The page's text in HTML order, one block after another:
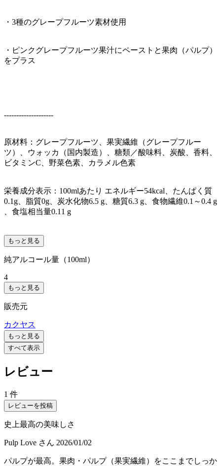
・3種のグレープフルーツ素材使用
・ピンクグレープフルーツ果汁にペーストと果肉（パルプ）
をプラス
--------------------
原材料：グレープフルーツ、果実繊維（グレープフルー
ツ）、ウォッカ（国内製造）、糖類／酸味料、炭酸、香料、
ビタミンC、野菜色素、カラメル色素
栄養成分表示：100mlあたり エネルギー54kcal、たんぱく質
0.1g、脂質0g、炭水化物6.5 g、糖質6.3 g、食物繊維0.1～0.4 g
、食塩相当量0.11 g
もっと見る
純アルコール量（100ml）
4
もっと見る
販売元
カクヤス
もっと見る
すべて表示
レビュー
1 件
レビューを投稿
史上最高の美味しさ
Pulp Love さん 2026/01/02
パルプが最高。果肉・パルプ（果実繊維）をここまでしっか